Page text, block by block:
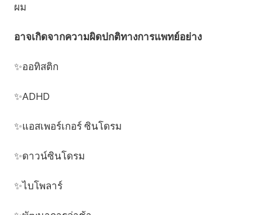
ผม
อาจเกิดจากความผิดปกติทางการแพทย์อย่าง
✨ออทิสติก
✨ADHD
✨แอสเพอร์เกอร์ ซินโดรม
✨ดาวน์ซินโดรม
✨ไบโพลาร์